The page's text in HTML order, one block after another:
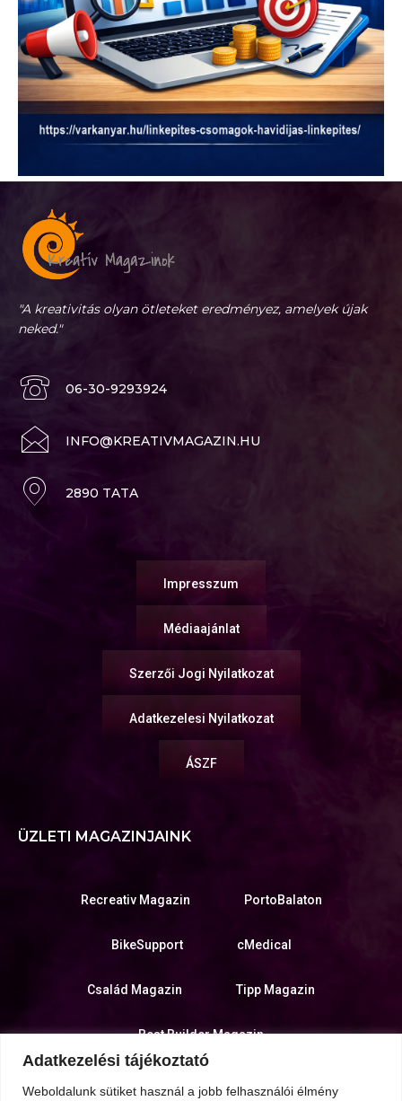
Adatkezelési tájékoztató
Weboldalunk sütiket használ a jobb felhasználói élmény
"A kreativitás olyan ötleteket eredményez, amelyek újak
neked."
06-30-9293924
INFO@KREATIVMAGAZIN.HU
2890 TATA
Impresszum
Médiaajánlat
Szerzői Jogi Nyilatkozat
Adatkezelesi Nyilatkozat
ÁSZF
ÜZLETI MAGAZINJAINK
Recreativ Magazin PortoBalaton
BikeSupport cMedical
Család Magazin Tipp Magazin
Best Builder Magazin
KIADÓ WEBOLDALA